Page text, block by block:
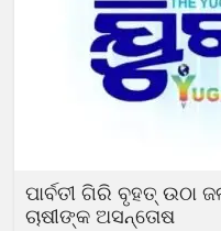
ପାର୍ବତୀ ଗିରି ବୃହତ୍
ଚାଷୀଙ୍କ ଅସନ୍ତୋଷ